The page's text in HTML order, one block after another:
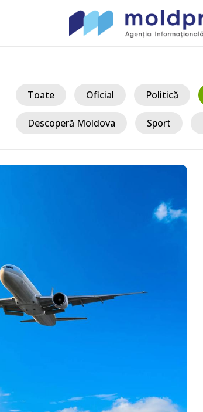
Toate Oficial Politică
Descoperă Moldova Sport
la Forumul
să readucem
merge în